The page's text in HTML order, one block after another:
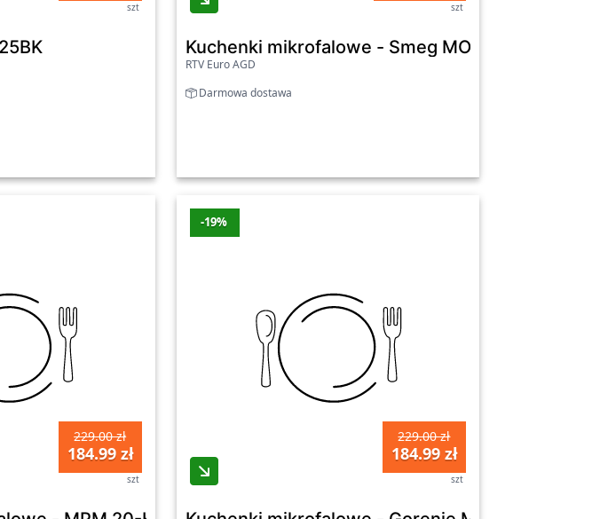
szt szt
Kuchenki mikrofalowe - Smeg MOE31B
RTV Euro AGD
Darmowa dostawa
229.00 zł
184.99 zł
szt
-19%
229.00 zł
184.99 zł
szt